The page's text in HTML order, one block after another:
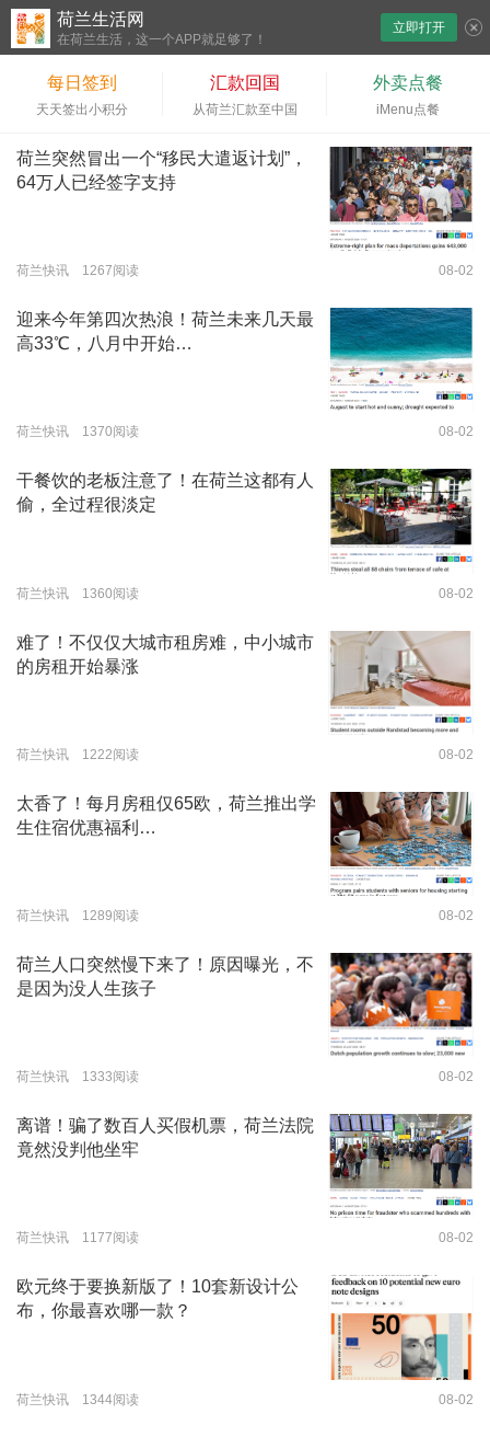
荷兰生活网
在荷兰生活，这一个APP就足够了！
立即打开
每日签到
天天签出小积分
汇款回国
从荷兰汇款至中国
外卖点餐
iMenu点餐
荷兰突然冒出一个“移民大遣返计划”，
64万人已经签字支持
荷兰快讯 1267阅读 08-02
迎来今年第四次热浪！荷兰未来几天最
高33℃，八月中开始…
荷兰快讯 1370阅读 08-02
干餐饮的老板注意了！在荷兰这都有人
偷，全过程很淡定
荷兰快讯 1360阅读 08-02
难了！不仅仅大城市租房难，中小城市
的房租开始暴涨
荷兰快讯 1222阅读 08-02
太香了！每月房租仅65欧，荷兰推出学
生住宿优惠福利…
荷兰快讯 1289阅读 08-02
荷兰人口突然慢下来了！原因曝光，不
是因为没人生孩子
荷兰快讯 1333阅读 08-02
离谱！骗了数百人买假机票，荷兰法院
竟然没判他坐牢
荷兰快讯 1177阅读 08-02
欧元终于要换新版了！10套新设计公
布，你最喜欢哪一款？
荷兰快讯 1344阅读 08-02